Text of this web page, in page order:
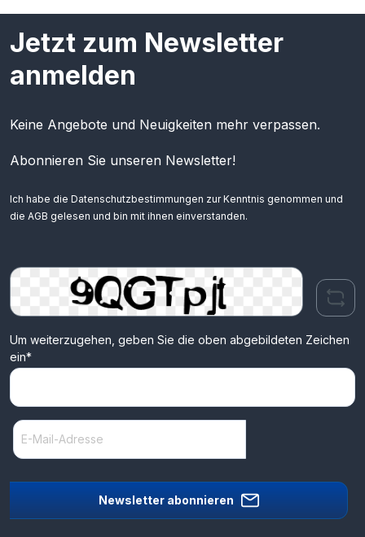
Jetzt zum Newsletter
anmelden
Keine Angebote und Neuigkeiten mehr verpassen.
Abonnieren Sie unseren Newsletter!
Ich habe die Datenschutzbestimmungen zur Kenntnis genommen und
die AGB gelesen und bin mit ihnen einverstanden.
Um weiterzugehen, geben Sie die oben abgebildeten Zeichen
ein*
Newsletter abonnieren